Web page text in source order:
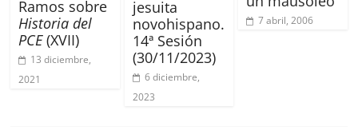
Ramos sobre
Historia del
PCE(XVII)
13 diciembre,
2021
jesuita
novohispano.
14ª Sesión
(30/11/2023)
6 diciembre,
2023
7 abril, 2006